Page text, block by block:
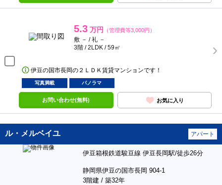
5.3 万円 （管理費等3,000円）
敷 － / 礼 －
3階 / 2LDK / 59㎡
伊豆の国市長岡の２ＬＤＫ賃貸マンションです！
写真満載 パノラマ
お問い合わせ(無料) お気に入り
ル・メルベイユ アパート
伊豆箱根鉄道駿豆線 伊豆長岡駅/徒歩26分
静岡県伊豆の国市長岡 904-1
3階建 / 築32年